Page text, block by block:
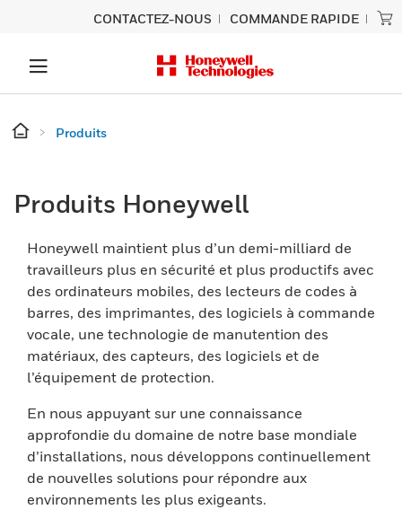
CONTACTEZ-NOUS COMMANDE RAPIDE
Produits
Produits Honeywell
Honeywell maintient plus d’un demi-milliard de
travailleurs plus en sécurité et plus productifs avec
des ordinateurs mobiles, des lecteurs de codes à
barres, des imprimantes, des logiciels à commande
vocale, une technologie de manutention des
matériaux, des capteurs, des logiciels et de
l’équipement de protection.
En nous appuyant sur une connaissance
approfondie du domaine de notre base mondiale
d’installations, nous développons continuellement
de nouvelles solutions pour répondre aux
environnements les plus exigeants.